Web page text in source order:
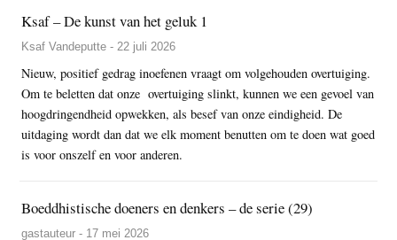
Ksaf – De kunst van het geluk 1
Ksaf Vandeputte - 22 juli 2026
Nieuw, positief gedrag inoefenen vraagt om volgehouden overtuiging.
Om te beletten dat onze overtuiging slinkt, kunnen we een gevoel van
hoogdringendheid opwekken, als besef van onze eindigheid. De
uitdaging wordt dan dat we elk moment benutten om te doen wat goed
is voor onszelf en voor anderen.
Boeddhistische doeners en denkers – de serie (29)
gastauteur - 17 mei 2026